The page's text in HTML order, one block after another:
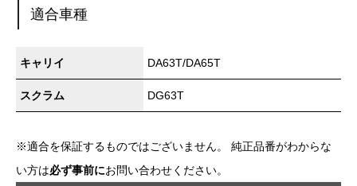
適合車種
キャリイ DA63T/DA65T
スクラム DG63T
※適合を保証するものではございません。 純正品番がわからな
い方は必ず事前にお問い合わせください。